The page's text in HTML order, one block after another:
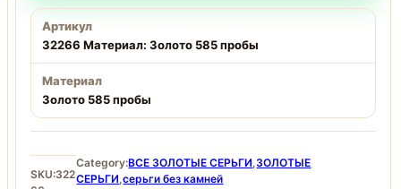
Артикул
32266 Материал: Золото 585 пробы
Материал
Золото 585 пробы
SKU:322
Category:ВСЕ ЗОЛОТЫЕ СЕРЬГИ, ЗОЛОТЫЕ
СЕРЬГИ,серьги без камней